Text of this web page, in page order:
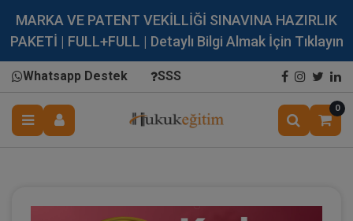
MARKA VE PATENT VEKİLLİĞİ SINAVINA HAZIRLIK
PAKETİ | FULL+FULL | Detaylı Bilgi Almak İçin Tıklayın
Whatsapp Destek SSS
0